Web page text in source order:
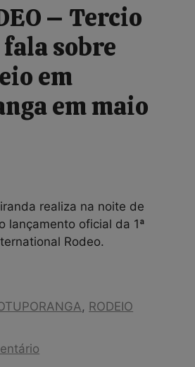
– Tercio
sobre
em
em maio
realiza na noite de
lançamento oficial da 1ª
Rodeo.
, RODEIO